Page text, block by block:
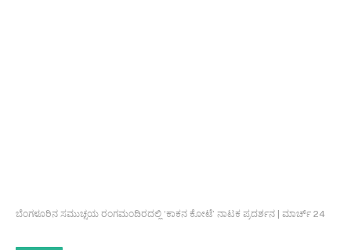
ಬೆಂಗಳೂರಿನ ಸಮುಚ್ಚಯ ರಂಗಮಂದಿರದಲ್ಲಿ ‘ಕಾಕನ ಕೋಟೆ’ ನಾಟಕ ಪ್ರದರ್ಶನ | ಮಾರ್ಚ್ 24